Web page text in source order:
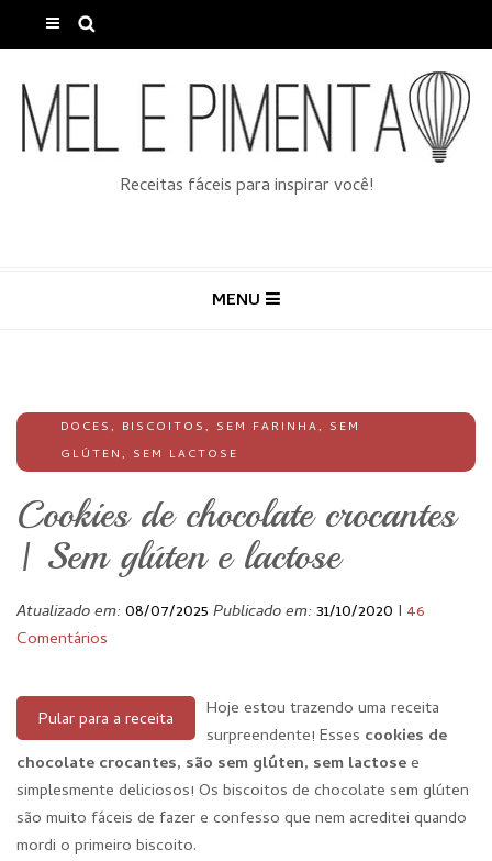
Receitas fáceis para inspirar você!
MENU
DOCES, BISCOITOS, SEM FARINHA, SEM
GLÚTEN, SEM LACTOSE
Cookies de chocolate crocantes
| Sem glúten e lactose
Atualizado em:08/07/2025 Publicado em:31/10/2020 I 46
Comentários
Pular para a receita
Hoje estou trazendo uma receita
surpreendente! Esses cookies de
chocolate crocantes, são sem glúten, sem lactosee
simplesmente deliciosos! Os biscoitos de chocolate sem glúten
são muito fáceis de fazer e confesso que nem acreditei quando
mordi o primeiro biscoito.